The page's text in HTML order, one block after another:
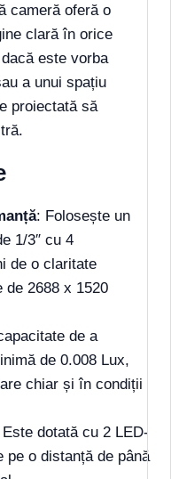
cameră oferă o
clară în orice
este vorba
a unui spațiu
proiectată să
: Folosește un
1/3″ cu 4
de o claritate
de 2688 x 1520
de a
de 0.008 Lux,
chiar și în condiții
dotată cu 2 LED-
o distanță de până